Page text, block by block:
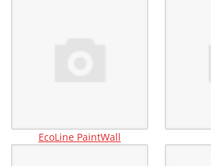
EcoLine PaintWall